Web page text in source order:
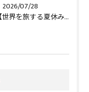
2026/07/28
【世界を旅する夏休み全行程🌏✈️】